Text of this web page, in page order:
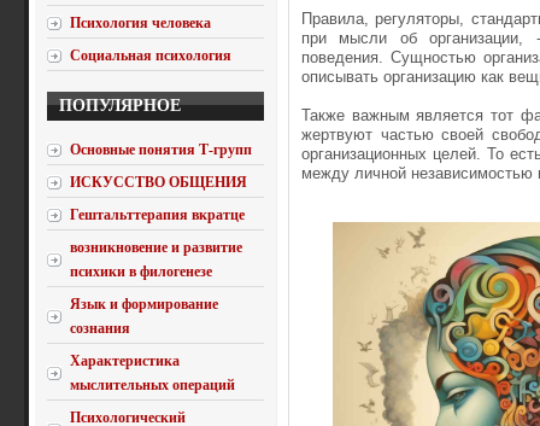
Психология человека
Социальная психология
ПОПУЛЯРНОЕ
Основные понятия Т-групп
ИСКУССТВО ОБЩЕНИЯ
Гештальттерапия вкратце
возникновение и развитие
психики в филогенезе
Язык и формирование
сознания
Характеристика
мыслительных операций
Психологический
Правила, регуляторы,
при мысли об организации,
поведения. Сущностью
описывать организацию как
Также важным является тот
жертвуют частью своей
организационных целей. То
между личной независимостью